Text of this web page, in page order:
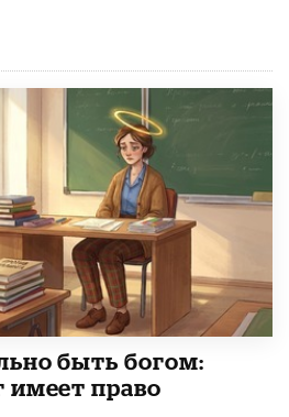
быть богом:
имеет право